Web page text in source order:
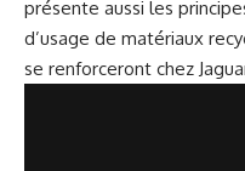
présente aussi les
d’usage de matériaux
se renforceront chez